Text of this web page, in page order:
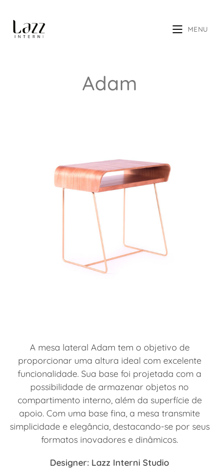
MENU
Adam
A mesa lateral Adam tem o objetivo de
proporcionar uma altura ideal com excelente
funcionalidade. Sua base foi projetada com a
possibilidade de armazenar objetos no
compartimento interno, além da superfície de
apoio. Com uma base fina, a mesa transmite
simplicidade e elegância, destacando-se por seus
formatos inovadores e dinâmicos.
Designer: Lazz Interni Studio